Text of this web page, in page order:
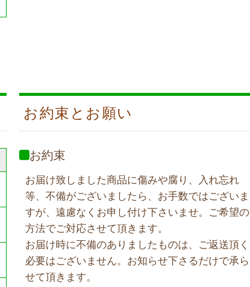
お約束とお願い
お約束
お届け致しました商品に傷みや腐り、入れ忘れ
等、不備がございましたら、お手数ではございま
すが、遠慮なくお申し付け下さいませ。ご希望の
方法でご対応させて頂きます。
お届け時に不備のありましたものは、ご返送頂く
必要はございません。お知らせ下さるだけで承ら
せて頂きます。